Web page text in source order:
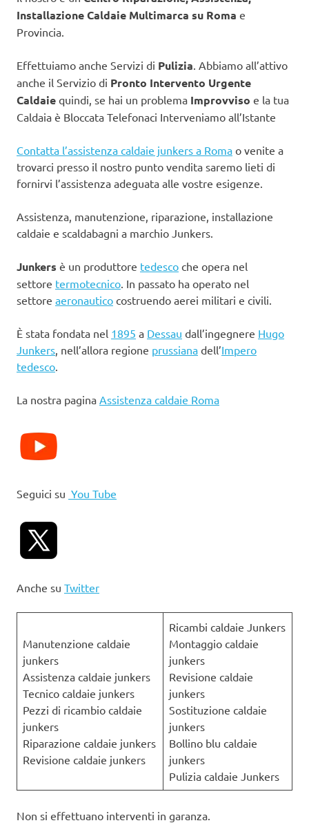
Installazione Caldaie Multimarca su Roma e
Provincia.
Effettuiamo anche Servizi di Pulizia . Abbiamo all’attivo
anche il Servizio di Pronto Intervento Urgente
Caldaie quindi, se hai un problema Improvviso e la tua
Caldaia è Bloccata Telefonaci Interveniamo all’Istante
Contatta l’assistenza caldaie junkers a Roma o venite a
trovarci presso il nostro punto vendita saremo lieti di
fornirvi l’assistenza adeguata alle vostre esigenze.
Assistenza, manutenzione, riparazione, installazione
caldaie e scaldabagni a marchio Junkers.
Junkers è un produttore tedesco che opera nel
settore termotecnico . In passato ha operato nel
settore aeronautico costruendo aerei militari e civili.
È stata fondata nel 1895 a Dessau dall’ingegnere Hugo
Junkers , nell’allora regione prussiana dell’Impero
tedesco
La nostra pagina Assistenza caldaie Roma
Seguici su You Tube
Anche su Twitter
Manutenzione caldaie
junkers
Assistenza caldaie junkers
Tecnico caldaie junkers
Pezzi di ricambio caldaie
junkers
Riparazione caldaie junkers
Revisione caldaie junkers
Ricambi caldaie Junkers
Montaggio caldaie
junkers
Revisione caldaie
junkers
Sostituzione caldaie
junkers
Bollino blu caldaie
junkers
Pulizia caldaie Junkers
Non si effettuano interventi in garanza.